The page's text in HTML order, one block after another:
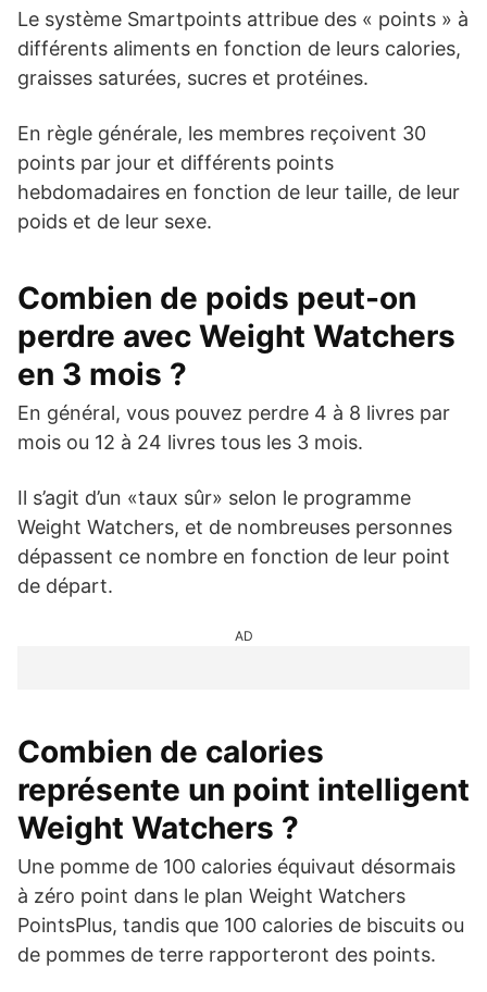
Le système Smartpoints attribue des « points » à
différents aliments en fonction de leurs calories,
graisses saturées, sucres et protéines.
En règle générale, les membres reçoivent 30
points par jour et différents points
hebdomadaires en fonction de leur taille, de leur
poids et de leur sexe.
Combien de poids peut-on
perdre avec Weight Watchers
en 3 mois ?
En général, vous pouvez perdre 4 à 8 livres par
mois ou 12 à 24 livres tous les 3 mois.
Il s’agit d’un «taux sûr» selon le programme
Weight Watchers, et de nombreuses personnes
dépassent ce nombre en fonction de leur point
de départ.
AD
Combien de calories
représente un point intelligent
Weight Watchers ?
Une pomme de 100 calories équivaut désormais
à zéro point dans le plan Weight Watchers
PointsPlus, tandis que 100 calories de biscuits ou
de pommes de terre rapporteront des points.